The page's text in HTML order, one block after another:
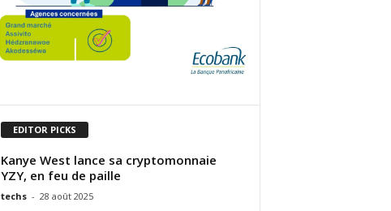
EDITOR PICKS
Kanye West lance sa cryptomonnaie
YZY, en feu de paille
techs - 28 août 2025